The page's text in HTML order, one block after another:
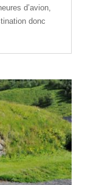
d’avion,
donc